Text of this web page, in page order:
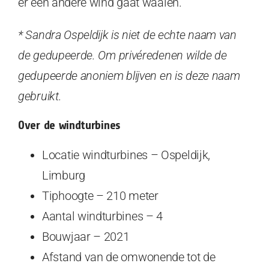
* Sandra Ospeldijk is niet de echte naam van
de gedupeerde. Om privéredenen wilde de
gedupeerde anoniem blijven en is deze naam
gebruikt.
Over de windturbines
Locatie windturbines – Ospeldijk,
Limburg
Tiphoogte – 210 meter
Aantal windturbines – 4
Bouwjaar – 2021
Afstand van de omwonende tot de